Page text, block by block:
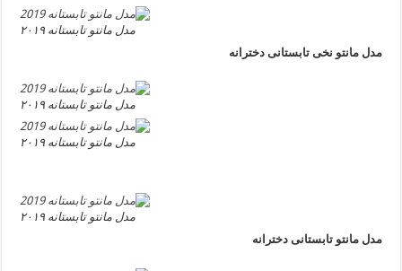
مدل مانتو تابستانه ۲۰۱۹
مدل مانتو نخی تابستانی دخترانه
مدل مانتو تابستانه ۲۰۱۹
مدل مانتو تابستانه ۲۰۱۹
مدل مانتو تابستانه ۲۰۱۹
مدل مانتو تابستانی دخترانه